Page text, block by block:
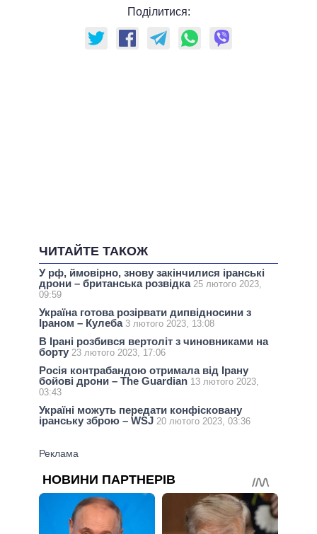
Поділитися:
ЧИТАЙТЕ ТАКОЖ
У рф, ймовірно, знову закінчилися іранські
дрони – британська розвідка 25 лютого 2023,
09:59
Україна готова розірвати дипвідносини з
Іраном – Кулеба 3 лютого 2023, 13:08
В Ірані розбився вертоліт з чиновниками на
борту 23 лютого 2023, 17:06
Росія контрабандою отримала від Ірану
бойові дрони – The Guardian 13 лютого 2023,
03:43
Україні можуть передати конфісковану
іранську зброю – WSJ 20 лютого 2023, 03:36